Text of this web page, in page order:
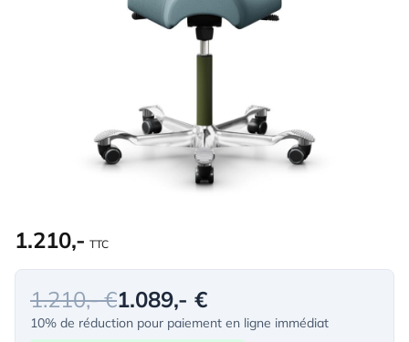
1.210,- TTC
1.210,- €1.089,- €
10% de réduction pour paiement en ligne immédiat